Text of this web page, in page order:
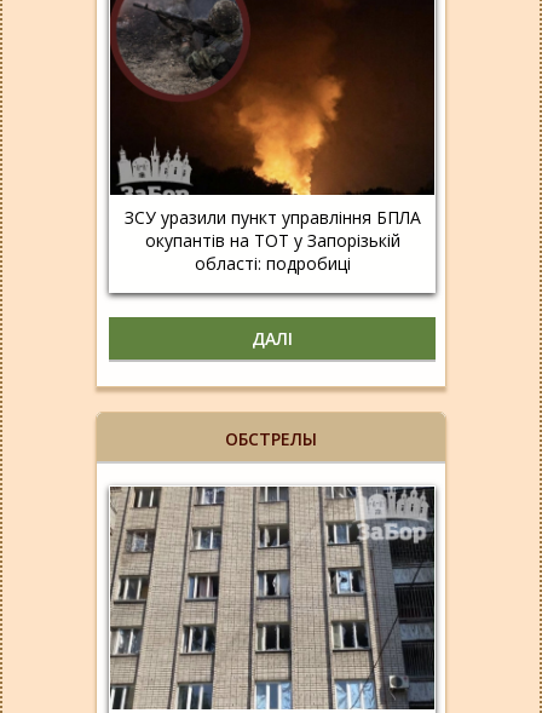
ЗСУ уразили пункт управління БПЛА
окупантів на ТОТ у Запорізькій
області: подробиці
ДАЛІ
ОБСТРЕЛЫ